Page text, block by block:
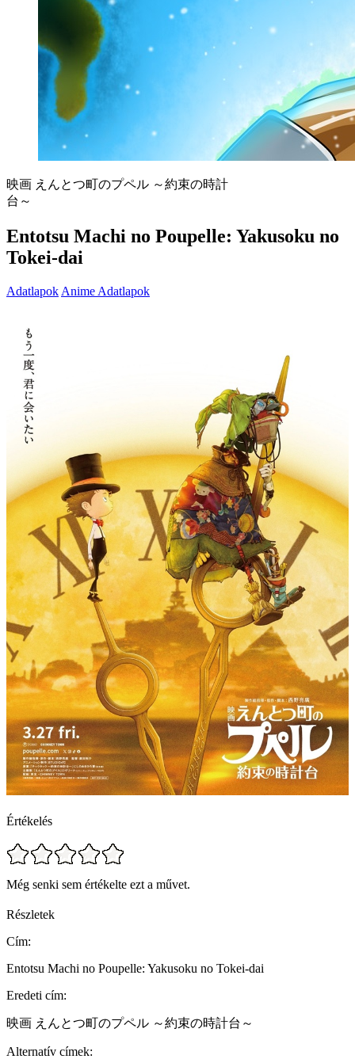
映画 えんとつ町のプペル ～約束の時計
台～
Entotsu Machi no Poupelle: Yakusoku no
Tokei-dai
Adatlapok Anime Adatlapok
Értékelés
Még senki sem értékelte ezt a művet.
Részletek
Cím:
Entotsu Machi no Poupelle: Yakusoku no Tokei-dai
Eredeti cím:
映画 えんとつ町のプペル ～約束の時計台～
Alternatív címek: